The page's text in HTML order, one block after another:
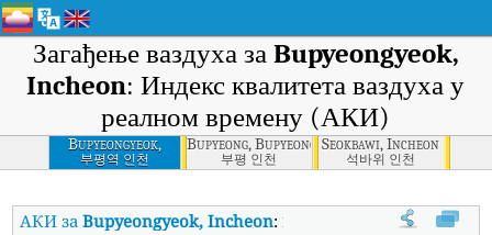
Загађење ваздуха за Bupyeongyeok,
Incheon: Индекс квалитета ваздуха у
реалном времену (АКИ)
Bupyeongyeok,
Incheon
부평역 인천
Bupyeong, Bupyeong-gu, Incheon
부평 인천
Seokbawi, Incheon
석바위 인천
АКИ заBupyeongyeok, Incheon:Индекс квалитета ваздуха